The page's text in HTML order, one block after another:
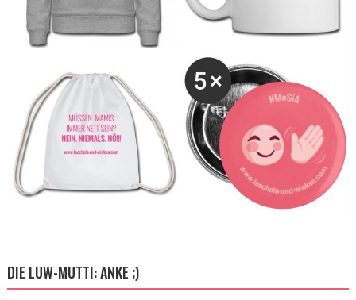
DIE LUW-MUTTI: ANKE ;)